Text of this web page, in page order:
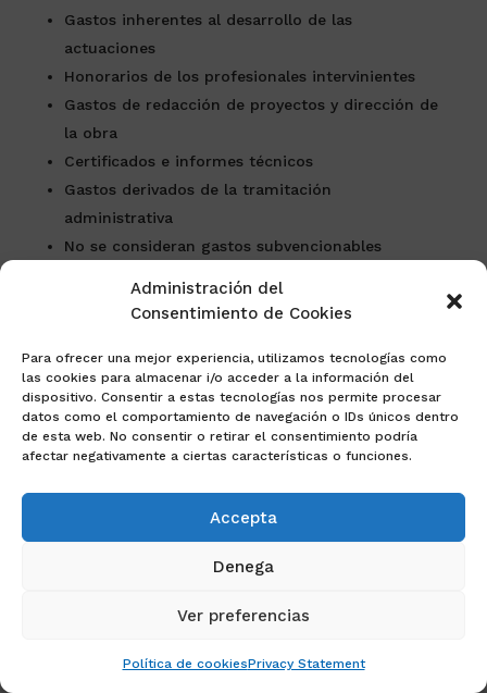
Administración del
Consentimiento de Cookies
Para ofrecer una mejor experiencia, utilizamos tecnologías como
las cookies para almacenar i/o acceder a la información del
dispositivo. Consentir a estas tecnologías nos permite procesar
datos como el comportamiento de navegación o IDs únicos dentro
de esta web. No consentir o retirar el consentimiento podría
afectar negativamente a ciertas características o funciones.
Accepta
Denega
Ver preferencias
Política de cookiesPrivacy Statement
Gastos inherentes al desarrollo de las
actuaciones
Honorarios de los profesionales intervinientes
Gastos de redacción de proyectos y dirección de
la obra
Certificados e informes técnicos
Gastos derivados de la tramitación
administrativa
No se consideran gastos subvencionables
*Mejoras en accesibilidad (ascensor): en el
supuesto de que su edificio no disponga de
ascensor y la comunidad decida colocarlo, el
coste se podrá incluir en la solicitud.
(incluidas las de conservación, accesibilidad, etc)
que se ejecuten en el marco del proyecto de los
edificios objeto de la actuación, siempre que en
el conjunto de las actuaciones se logren los
energética establecidos.